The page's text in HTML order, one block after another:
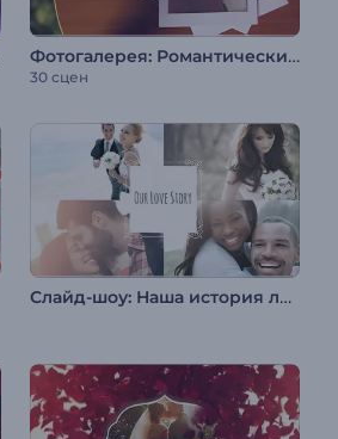
Фотогалерея: Романтический вечер
30 сцен
Слайд-шоу: Наша история любви